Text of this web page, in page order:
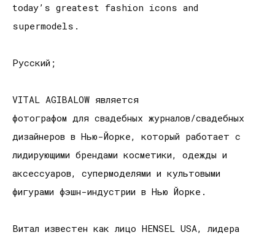
today’s greatest fashion icons and
supermodels.
Русский;
VITAL AGIBALOW является
фотографом для свадебных журналов/свадебных
дизайнеров в Нью-Йорке, который работает с
лидирующими брендами косметики, одежды и
аксессуаров, супермоделями и культовыми
фигурами фэшн-индустрии в Нью Йорке.
Витал известен как лицо HENSEL USA, лидера